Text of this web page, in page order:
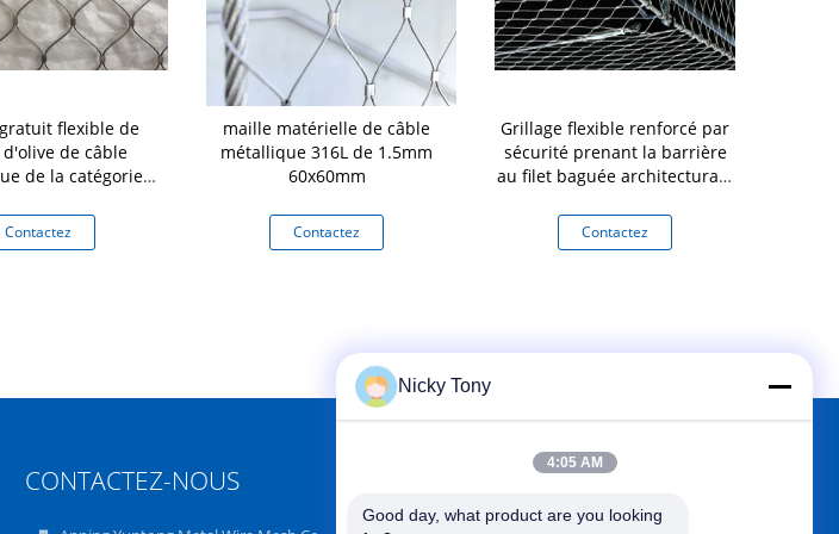
flexible de
de câble
de la catégorie
Contactez
maille matérielle de câble
métallique 316L de 1.5mm
60x60mm
Contactez
Grillage flexible renforcé par
sécurité prenant la barrière
au filet baguée architecturale
Contactez
CONTACTEZ-NOUS TROUVEZ-NOUS SUR
Nicky Tony
4:05 AM
Good day, what product are you looking